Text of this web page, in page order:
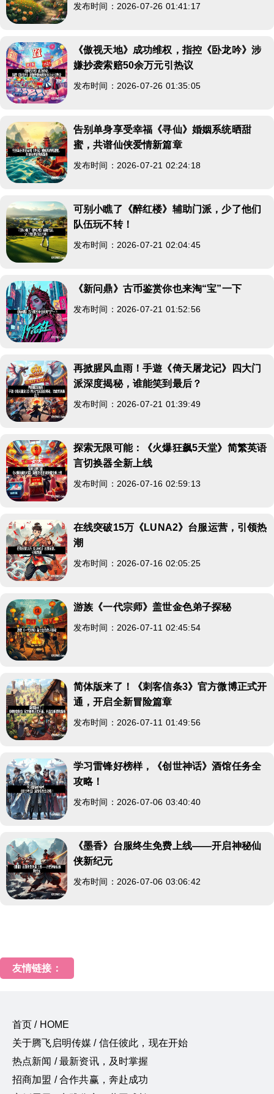
发布时间：2026-07-26 01:41:17
《傲视天地》成功维权，指控《卧龙吟》涉
嫌抄袭索赔50余万元引热议
发布时间：2026-07-26 01:35:05
告别单身享受幸福《寻仙》婚姻系统晒甜
蜜，共谱仙侠爱情新篇章
发布时间：2026-07-21 02:24:18
可别小瞧了《醉红楼》辅助门派，少了他们
队伍玩不转！
发布时间：2026-07-21 02:04:45
《新问鼎》古币鉴赏你也来淘“宝”一下
发布时间：2026-07-21 01:52:56
再掀腥风血雨！手遊《倚天屠龙记》四大门
派深度揭秘，谁能笑到最后？
发布时间：2026-07-21 01:39:49
探索无限可能：《火爆狂飙5天堂》简繁英语
言切换器全新上线
发布时间：2026-07-16 02:59:13
在线突破15万《LUNA2》台服运营，引领热
潮
发布时间：2026-07-16 02:05:25
游族《一代宗师》盖世金色弟子探秘
发布时间：2026-07-11 02:45:54
简体版来了！《刺客信条3》官方微博正式开
通，开启全新冒险篇章
发布时间：2026-07-11 01:49:56
学习雷锋好榜样，《创世神话》酒馆任务全
攻略！
发布时间：2026-07-06 03:40:40
《墨香》台服终生免费上线——开启神秘仙
侠新纪元
发布时间：2026-07-06 03:06:42
友情链接：
首页 / HOME
关于腾飞启明传媒 / 信任彼此，现在开始
热点新闻 / 最新资讯，及时掌握
招商加盟 / 合作共赢，奔赴成功